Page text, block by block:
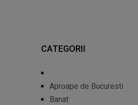
CATEGORII
.
Aproape de Bucuresti
Banat